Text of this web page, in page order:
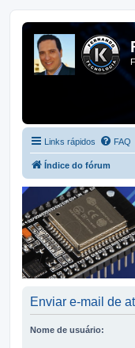
Links rápidos FAQ
Índice do fórum
Enviar e-mail de
Nome de usuário: